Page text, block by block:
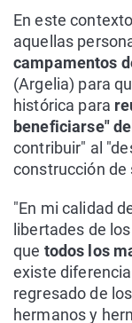
En este
aquellas
campamentos
(Argelia) para
histórica para
beneficiarse"
contribuir" al
construcción de
"En mi calidad
libertades de
que todos los
existe
regresado de
hermanos y